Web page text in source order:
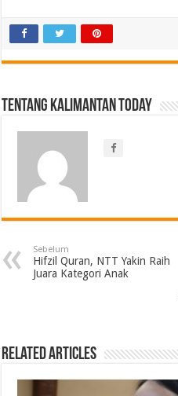
Tentang Kalimantan Today
Sebelum
Hifzil Quran, NTT Yakin Raih
Juara Kategori Anak
Related Articles